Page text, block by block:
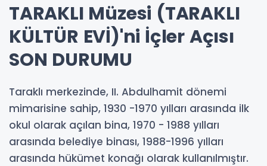
TARAKLI Müzesi (TARAKLI
KÜLTÜR EVİ)'ni İçler Açısı
SON DURUMU
Taraklı merkezinde, II. Abdulhamit dönemi
mimarisine sahip, 1930 -1970 yılları arasında ilk
okul olarak açılan bina, 1970 - 1988 yılları
arasında belediye binası, 1988-1996 yılları
arasında hükümet konağı olarak kullanılmıştır.